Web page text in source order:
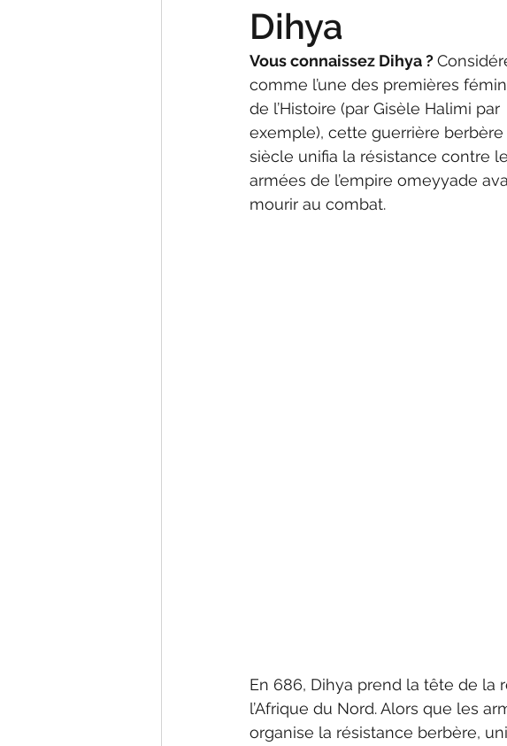
Dihya
Vous connaissez Dihya ?
comme l’une des premières
de l’Histoire (par Gisèle Halimi par
exemple), cette guerrière berbère
siècle unifia la résistance contre
armées de l’empire omeyyade
mourir au combat.
En 686, Dihya prend la tête de la
l’Afrique du Nord. Alors que les
organise la résistance berbère,